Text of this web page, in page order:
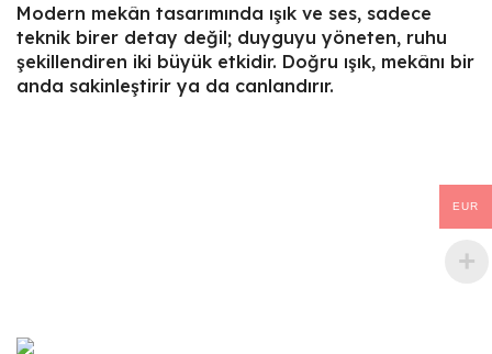
Modern mekân tasarımında ışık ve ses, sadece
teknik birer detay değil; duyguyu yöneten, ruhu
şekillendiren iki büyük etkidir. Doğru ışık, mekânı bir
anda sakinleştirir ya da canlandırır.
EUR